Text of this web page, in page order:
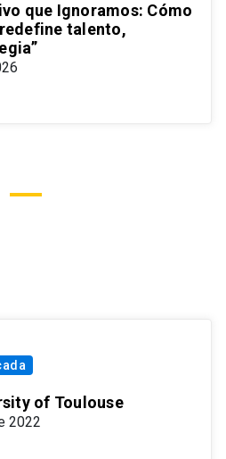
que Ignoramos: Cómo
talento,
of Toulouse
2022